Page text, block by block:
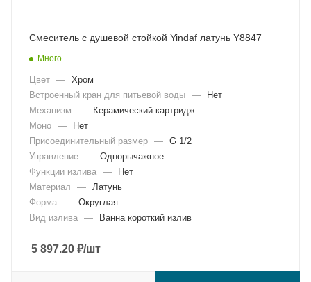
Смеситель с душевой стойкой Yindaf латунь Y8847
Много
Цвет — Хром
Встроенный кран для питьевой воды —
Нет
Механизм
—
Керамический картридж
Моно —
Нет
Присоединительный размер — G 1/2
Управление — Однорычажное
Функции излива —
Нет
Материал
— Латунь
Форма — Округлая
Вид излива — Ванна короткий излив
5 897.20 ₽/шт